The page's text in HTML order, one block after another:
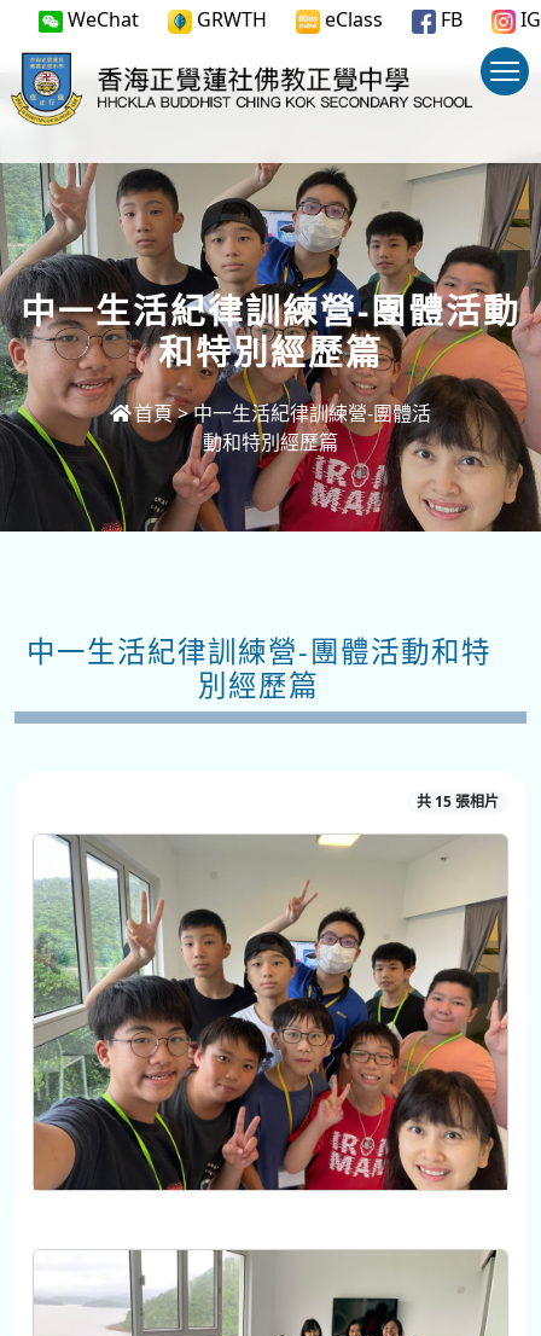
WeChat GRWTH eClass FB IG
中一生活紀律訓練營-團體活動
和特別經歷篇
首頁>中一生活紀律訓練營-團體活
動和特別經歷篇
中一生活紀律訓練營-團體活動和特
別經歷篇
共 15 張相片